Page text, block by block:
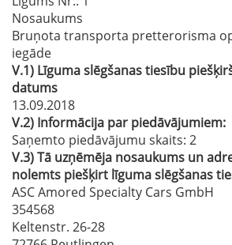
Nosaukums
Bruņota transporta pretterorisma
iegāde
V.1) Līguma slēgšanas tiesību
datums
13.09.2018
V.2) Informācija par piedāvājumiem:
Saņemto piedāvājumu skaits: 2
V.3)Tā uzņēmēja nosaukums un
nolemts piešķirt līguma slēgšanas
ASC Amored Specialty Cars GmbH
354568
Keltenstr. 26-28